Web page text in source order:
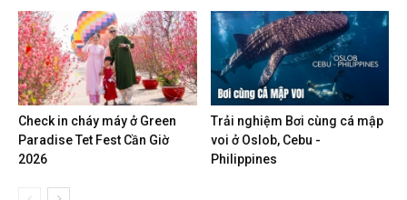
Check in cháy máy ở Green
Paradise Tet Fest Cần Giờ
2026
Trải nghiệm Bơi cùng cá mập
voi ở Oslob, Cebu -
Philippines